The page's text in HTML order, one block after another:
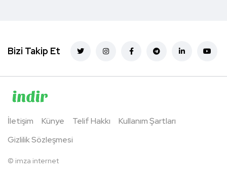
Bizi Takip Et
İletişim Künye Telif Hakkı
Kullanım Şartları
Gizlilik Sözleşmesi
© imza internet